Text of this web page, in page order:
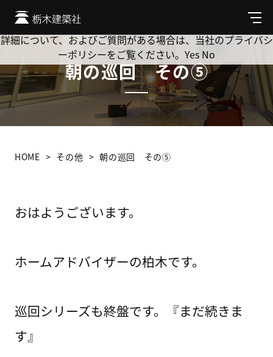
メ
ニ
ュ
朝の巡回 その⑤
HOME その他 朝の巡回 その⑤
おはようございます。
ホームアドバイザーの柏木です。
巡回シリーズも終盤です。『まだ続きま
す』
Cookie を使用して、お客様の活動を追跡してもよろしいです
か? 当社ではお客様のプライバシーを極めて重視しています。
詳細について、およびご質問がある場合は、当社のプライバシ
ーポリシーをご覧ください。 Yes No